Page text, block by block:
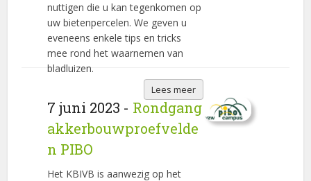
nuttigen die u kan tegenkomen op
uw bietenpercelen. We geven u
eveneens enkele tips en tricks
mee rond het waarnemen van
bladluizen.
Lees meer
7 juni 2023 - Rondgang
akkerbouwproefvelde
n PIBO
Het KBIVB is aanwezig op het